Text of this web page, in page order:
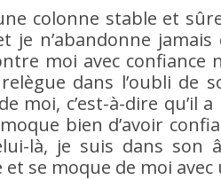
colonne stable et
je n’abandonne
moi avec confiance
dans l’oubli de
moi, c’est-à-dire qu’il
bien d’avoir
là, je suis dans
et se moque de moi